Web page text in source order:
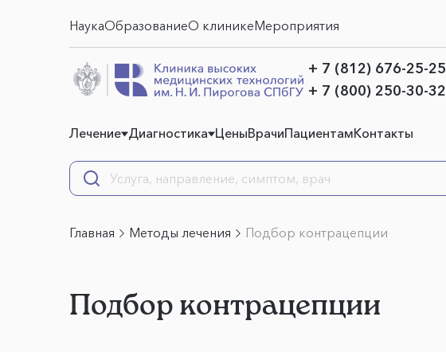
НаукаОбразованиеО клиникеМероприятия
+ 7 (812) 676-25-25
+ 7 (800) 250-30-32
Лечение Диагностика ЦеныВрачиПациентамКонтакты
Главная Методы лечения Подбор контрацепции
Подбор контрацепции